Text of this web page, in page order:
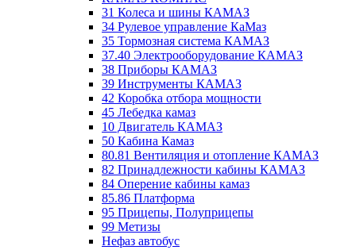
31 Колеса и шины КАМАЗ
34 Рулевое управление КаМаз
35 Тормозная система КАМАЗ
37.40 Электрооборудование КАМАЗ
38 Приборы КАМАЗ
39 Инструменты КАМАЗ
42 Коробка отбора мощности
45 Лебедка камаз
10 Двигатель КАМАЗ
50 Кабина Камаз
80.81 Вентиляция и отопление КАМАЗ
82 Принадлежности кабины КАМАЗ
84 Оперение кабины камаз
85.86 Платформа
95 Прицепы, Полуприцепы
99 Метизы
Нефаз автобус